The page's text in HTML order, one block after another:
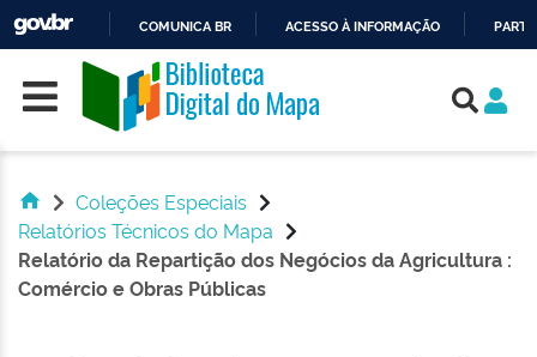
O
CONTEÚDO
COMUNICA BR ACESSO À INFORMAÇÃO
Skip navigation
Coleções Especiais
Relatórios Técnicos do Mapa
Relatório da Repartição dos Negócios da Agricultura :
Comércio e Obras Públicas